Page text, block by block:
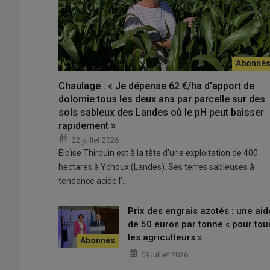
Le point sur| Désherbage : quelles sont les
J’utilise ensuite labineuse, un équipement 7 rangs
premier passage (1)est réalisé au stade 3 feuilles du
terre les pieds de la culture. À ce stade, lesray-grass
l’efficacité n’est pas de 100 %. Cebinageest réalisé à
l’engrais 18-46 que j’ai épandu quelques jours avant.
J’enlève les protège-plants et je règle la bineuse un
remuée pour butter les pieds de tournesol et recouvrir
chaque année, je parviens toujours à passer la
ressuient rapidement. Mais parfois, après le passage,
sur lesadventices
Le point sur |Désherbage sur tournesol :
Chaulage : « Je dépense 62 €/ha d'apport de
dolomie tous les deux ans par parcelle sur des
sols sableux des Landes où le pH peut baisser
rapidement »
22 juillet 2026
Éloïse Thirouin est à la tête d'une exploitation de 400
hectares à Ychoux (Landes). Ses terres sableuses à
tendance acide l'…
Prix des engrais azotés : une
de 50 euros par tonne « pour
les agriculteurs »
09 juillet 2026